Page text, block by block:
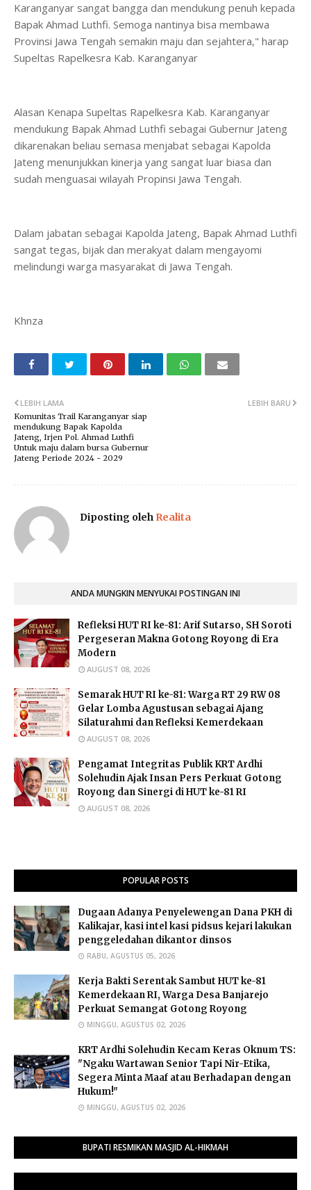
Karanganyar sangat bangga dan mendukung penuh kepada
Bapak Ahmad Luthfi. Semoga nantinya bisa membawa
Provinsi Jawa Tengah semakin maju dan sejahtera," harap
Supeltas Rapelkesra Kab. Karanganyar
Alasan Kenapa Supeltas Rapelkesra Kab. Karanganyar
mendukung Bapak Ahmad Luthfi sebagai Gubernur Jateng
dikarenakan beliau semasa menjabat sebagai Kapolda
Jateng menunjukkan kinerja yang sangat luar biasa dan
sudah menguasai wilayah Propinsi Jawa Tengah.
Dalam jabatan sebagai Kapolda Jateng, Bapak Ahmad Luthfi
sangat tegas, bijak dan merakyat dalam mengayomi
melindungi warga masyarakat di Jawa Tengah.
Khnza
LEBIH BARU
LEBIH LAMA
Komunitas Trail Karanganyar siap
mendukung Bapak Kapolda
Jateng, Irjen Pol. Ahmad Luthfi
Untuk maju dalam bursa Gubernur
Jateng Periode 2024 - 2029
Diposting oleh Realita
ANDA MUNGKIN MENYUKAI POSTINGAN INI
Refleksi HUT RI ke-81: Arif Sutarso, SH Soroti
Pergeseran Makna Gotong Royong di Era
Modern
AUGUST 08, 2026
Semarak HUT RI ke-81: Warga RT 29 RW 08
Gelar Lomba Agustusan sebagai Ajang
Silaturahmi dan Refleksi Kemerdekaan
AUGUST 08, 2026
Pengamat Integritas Publik KRT Ardhi
Solehudin Ajak Insan Pers Perkuat Gotong
Royong dan Sinergi di HUT ke-81 RI
AUGUST 08, 2026
POPULAR POSTS
Dugaan Adanya Penyelewengan Dana PKH di
Kalikajar, kasi intel kasi pidsus kejari lakukan
penggeledahan dikantor dinsos
RABU, AGUSTUS 05, 2026
Kerja Bakti Serentak Sambut HUT ke-81
Kemerdekaan RI, Warga Desa Banjarejo
Perkuat Semangat Gotong Royong
MINGGU, AGUSTUS 02, 2026
​KRT Ardhi Solehudin Kecam Keras Oknum TS:
"Ngaku Wartawan Senior Tapi Nir-Etika,
Segera Minta Maaf atau Berhadapan dengan
Hukum!"
MINGGU, AGUSTUS 02, 2026
BUPATI RESMIKAN MASJID AL-HIKMAH